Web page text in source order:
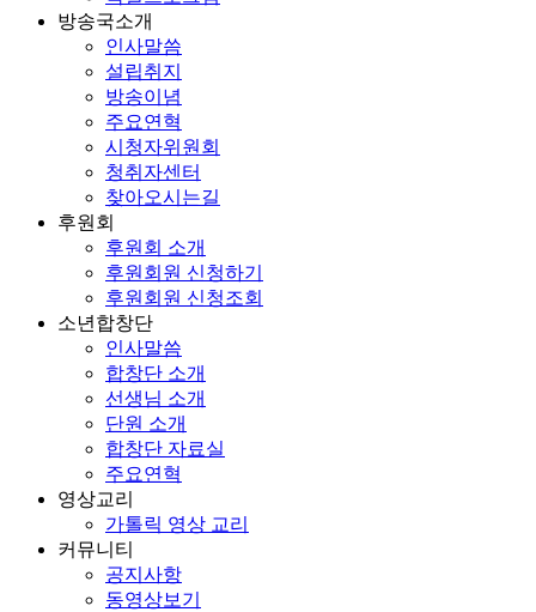
방송국소개
인사말씀
설립취지
방송이념
주요연혁
시청자위원회
청취자센터
찾아오시는길
후원회
후원회 소개
후원회원 신청하기
후원회원 신청조회
소년합창단
인사말씀
합창단 소개
선생님 소개
단원 소개
합창단 자료실
주요연혁
영상교리
가톨릭 영상 교리
커뮤니티
공지사항
동영상보기